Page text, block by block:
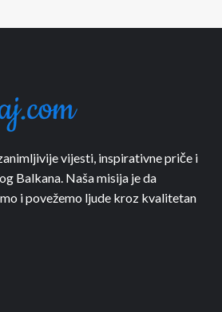
vijesti, inspirativne priče i
Balkana. Naša misija je da
i povežemo ljude kroz kvalitetan